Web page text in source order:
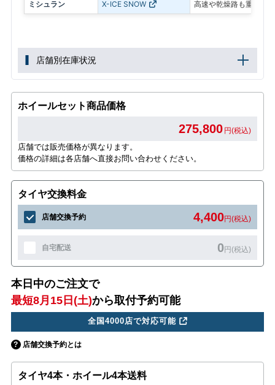
ミシュラン X-ICE SNOW 高速や乾燥路も重視し
店舗別在庫状況
ホイールセット商品価格
275,800 円(税込)
店舗では販売価格が異なります。
価格の詳細は各店舗へ直接お問い合わせください。
タイヤ交換料金
店舗交換予約 4,400円(税込)
自宅配送 0円(税込)
本日中のご注文で
最短8月15日(土)から取付予約可能
全国4000店で対応可能
店舗交換予約とは
タイヤ4本・ホイール4本送料